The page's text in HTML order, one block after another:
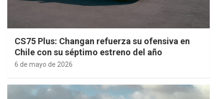
CS75 Plus: Changan refuerza su ofensiva en
Chile con su séptimo estreno del año
6 de mayo de 2026